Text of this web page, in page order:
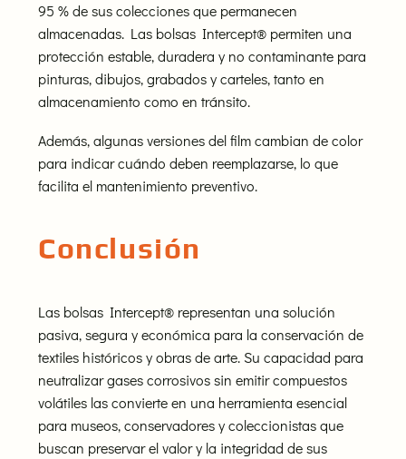
95 % de sus colecciones que permanecen
almacenadas. Las bolsas Intercept® permiten una
protección estable, duradera y no contaminante para
pinturas, dibujos, grabados y carteles, tanto en
almacenamiento como en tránsito.
Además, algunas versiones del film cambian de color
para indicar cuándo deben reemplazarse, lo que
facilita el mantenimiento preventivo.
Conclusión
Las bolsas Intercept® representan una solución
pasiva, segura y económica para la conservación de
textiles históricos y obras de arte. Su capacidad para
neutralizar gases corrosivos sin emitir compuestos
volátiles las convierte en una herramienta esencial
para museos, conservadores y coleccionistas que
buscan preservar el valor y la integridad de sus